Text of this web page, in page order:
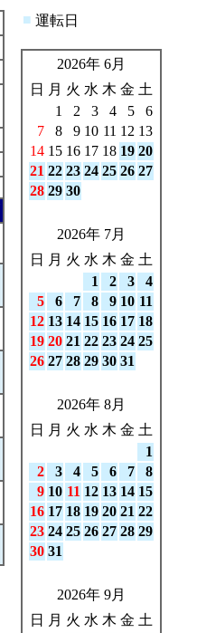
■ 運転日
2026年 6月
日
月 火 水 木 金 土
1
2 3 4 5
6
7
8 9 10 11 12 13
14 15 16 17 18 19 20
21 22 23 24 25 26 27
28 29 30
2026年 7月
日
月 火 水 木 金 土
1
2 3
4
5
6 7 8 9 10 11
12 13 14 15 16 17 18
19 20 21 22 23 24 25
26 27 28 29 30 31
2026年 8月
日
月 火 水 木 金 土
1
2
3 4 5 6 7
8
9 10 11 12 13 14 15
16 17 18 19 20 21 22
23 24 25 26 27 28 29
30 31
2026年 9月
日
月 火 水 木 金 土